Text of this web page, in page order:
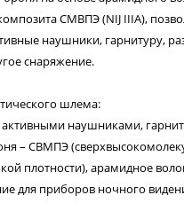
СМВПЭ (NIJ IIIA),
наушники, гарнитуру,
снаряжение.
шлема:
активными наушниками,
– СВМПЭ
плотности), арамидное
для приборов ночного